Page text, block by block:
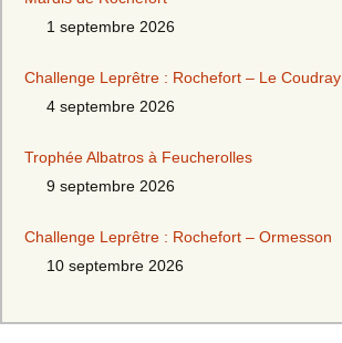
1 septembre 2026
Challenge Leprêtre : Rochefort – Le Coudray
4 septembre 2026
Trophée Albatros à Feucherolles
9 septembre 2026
Challenge Leprêtre : Rochefort – Ormesson
10 septembre 2026